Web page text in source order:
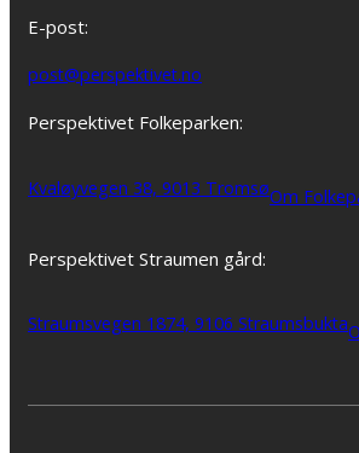
E-post:
post@perspektivet.no
Perspektivet Folkeparken:
Kvaløyvegen 38, 9013 TromsøOm
Perspektivet Straumen gård:
Straumsvegen 1874, 9106 Straumsbukta